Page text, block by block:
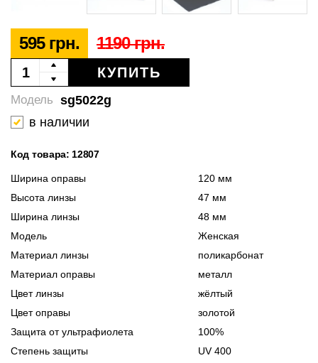
595 грн. 1190 грн.
КУПИТЬ
sg5022g
Модель
в наличии
Код товара: 12807
Ширина оправы
120 мм
Высота линзы
47 мм
Ширина линзы
48 мм
Модель
Женская
Материал линзы
поликарбонат
Материал оправы
металл
Цвет линзы
жёлтый
Цвет оправы
золотой
Защита от ультрафиолета
100%
Степень защиты
UV 400